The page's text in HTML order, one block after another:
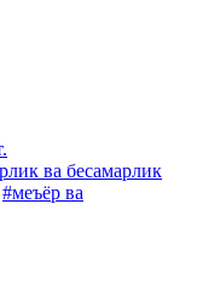
ва бесамарлик
#меъёр ва